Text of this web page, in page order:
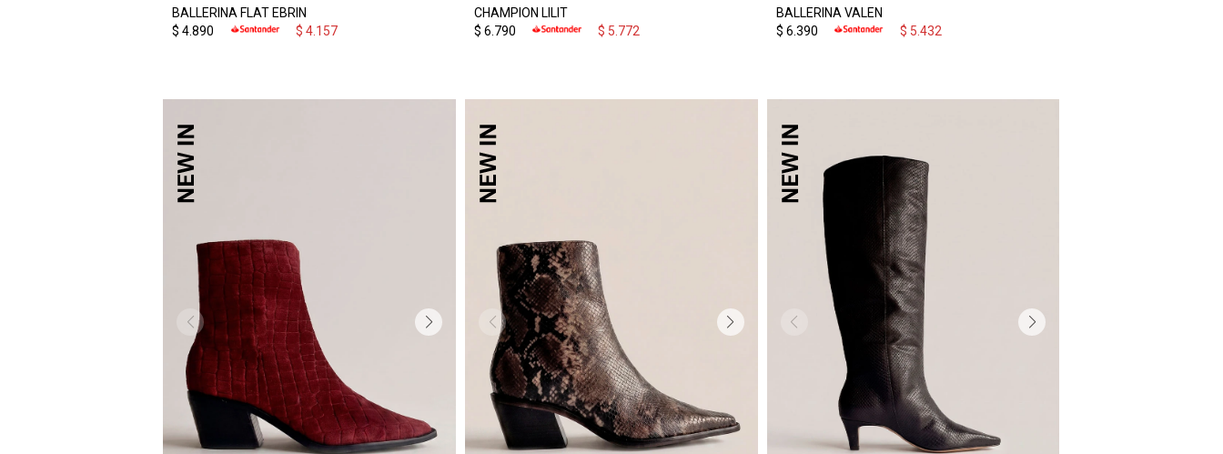
BALLERINA FLAT EBRIN
$ 4.890 $ 4.157
CHAMPION LILIT
$ 6.790 $ 5.772
BALLERINA VALEN
$ 6.390 $ 5.432